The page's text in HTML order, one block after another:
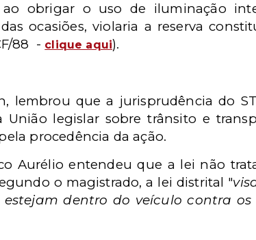
obrigar o uso de iluminação
ocasiões, violaria a reserva
88 - clique aqui).
lembrou que a jurisprudência do
legislar sobre trânsito e
procedência da ação.
Aurélio entendeu que a lei não
o magistrado, a lei distrital "
dentro do veículo contra